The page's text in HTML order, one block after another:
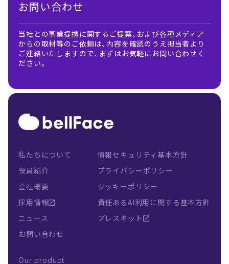
お問い合わせ
当社との事業提携に関するご提案、および各種メディア
からの取材等のご依頼は、内容を確認のうえ担当者より
ご連絡いたしますので、まずはお気軽にお問い合わせく
ださい。
私たちについて
役員紹介
会社概要
採用情報
ニュース
お問い合わせ
情報セキュリティ基本方針
プライバシーポリシー
クッキーポリシー
責任あるAI利用に関する基本方針
プレスキット
Our product